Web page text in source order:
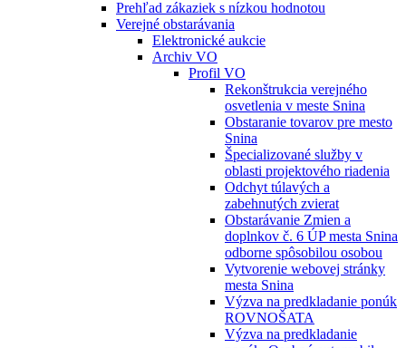
Prehľad zákaziek s nízkou hodnotou
Verejné obstarávania
Elektronické aukcie
Archiv VO
Profil VO
Rekonštrukcia verejného
osvetlenia v meste Snina
Obstaranie tovarov pre mesto
Snina
Špecializované služby v
oblasti projektového riadenia
Odchyt túlavých a
zabehnutých zvierat
Obstarávanie Zmien a
doplnkov č. 6 ÚP mesta Snina
odborne spôsobilou osobou
Vytvorenie webovej stránky
mesta Snina
Výzva na predkladanie ponúk
ROVNOŠATA
Výzva na predkladanie